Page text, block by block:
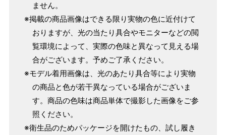
ません。
※掲載の商品画像はできる限り実物の色に近付けて
おりますが、光の当たり具合やモニターなどの閲
覧環境によって、実際の色味と異なって見える場
合がございます。予めご了承ください。
※モデル着用画像は、光のあたり具合等により実物
の商品と色が若干異なっている場合がございま
す。商品の色味は商品単体で撮影した画像をご参
照ください。
※衛生品のためパッケージを開けたもの、試し履き